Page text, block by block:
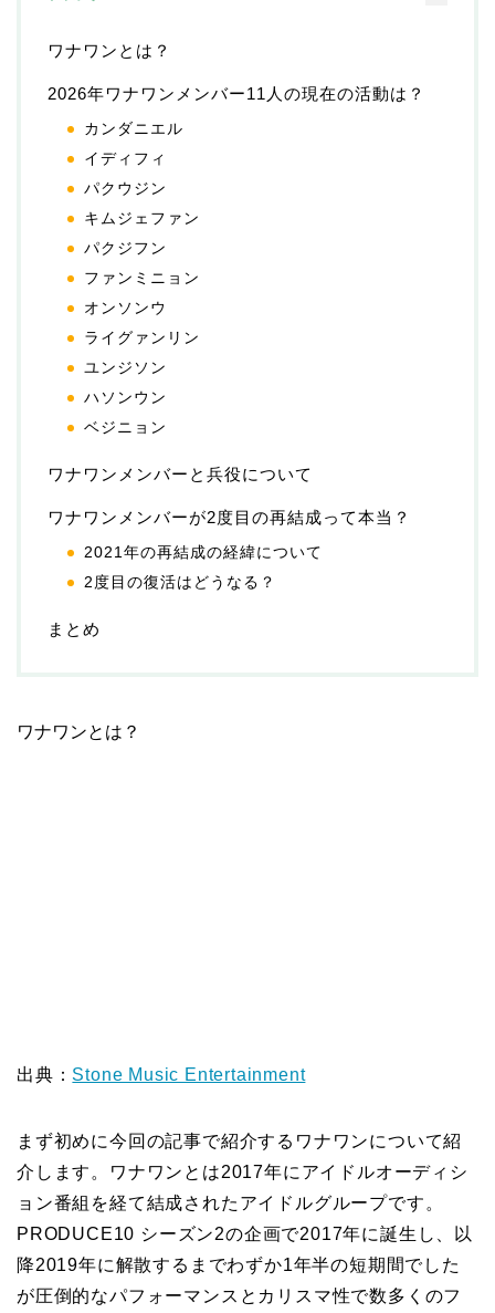
ワナワンとは？
2026年ワナワンメンバー11人の現在の活動は？
カンダニエル
イディフィ
パクウジン
キムジェファン
パクジフン
ファンミニョン
オンソンウ
ライグァンリン
ユンジソン
ハソンウン
ベジニョン
ワナワンメンバーと兵役について
ワナワンメンバーが2度目の再結成って本当？
2021年の再結成の経緯について
2度目の復活はどうなる？
まとめ
ワナワンとは？
出典： Stone Music Entertainment
まず初めに今回の記事で紹介するワナワンについて紹
介します。ワナワンとは2017年にアイドルオーディシ
ョン番組を経て結成されたアイドルグループです。
PRODUCE10 シーズン2の企画で2017年に誕生し、以
降2019年に解散するまでわずか1年半の短期間でした
が圧倒的なパフォーマンスとカリスマ性で数多くのフ